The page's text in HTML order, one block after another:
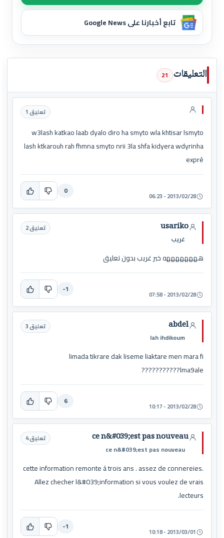
تابع أخبارنا على Google News
التعليقات 21
تعليق 1
w3lash katkao laab dyalo diro ha smyto wla khtisar lsmyto
lash ktkarouh rah fhmna smyto nrii 3la shfa kidyera wdyrinha
expré
2013/02/28 - 06:23
0
usariko
غريب
تعليق 2
ههههههههه خبر غريب بدون تعليق
2013/02/28 - 07:58
-1
abdel
lah ihdikoum
تعليق 3
limada tikrare dak liseme liaktare men mara fi
lma9ale???????????
2013/02/28 - 10:17
6
ce n&#039;est pas nouveau
ce n&#039;est pas nouveau
تعليق 4
cette information remonte à trois ans . assez de connereies.
Allez checher l&#039;information si vous voulez de vrais
lecteurs.
2013/03/01 - 10:18
-1